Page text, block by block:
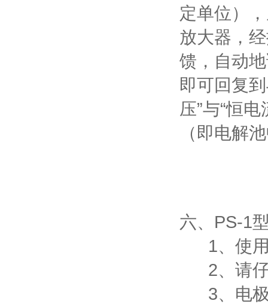
定单位）
放大器，
馈，自动
即可回复
压”与“恒
（即电解
六、PS-1
1、使用
2、请仔
3、电极